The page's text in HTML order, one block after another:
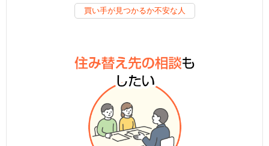
買い手が見つかるか不安な人